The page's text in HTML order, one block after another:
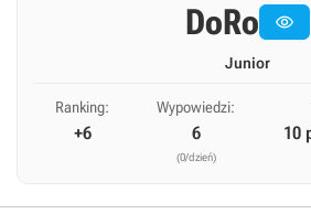
DoRo 
Junior
Ranking:
+6
Wypowiedzi:
6
(0/dzień)
10